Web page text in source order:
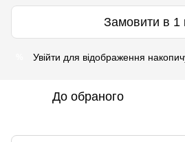
Замовити в 1
Увійти для відображення
До обраного